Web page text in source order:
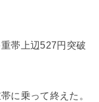
帯上辺527円突破
に乗って終えた。